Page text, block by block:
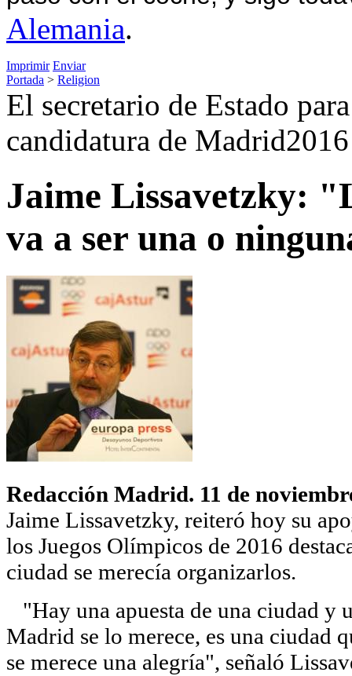
Alemania.
Imprimir Enviar
Portada > Religion
El secretario de Estado
candidatura de Madrid2016
Jaime Lissavetzky:
va a ser una o
Redacción Madrid. 11 de
Jaime Lissavetzky, reiteró hoy su
los Juegos Olímpicos de 2016
ciudad se merecía organizarlos.
"Hay una apuesta de una ciudad y
Madrid se lo merece, es una ciudad
se merece una alegría", señaló